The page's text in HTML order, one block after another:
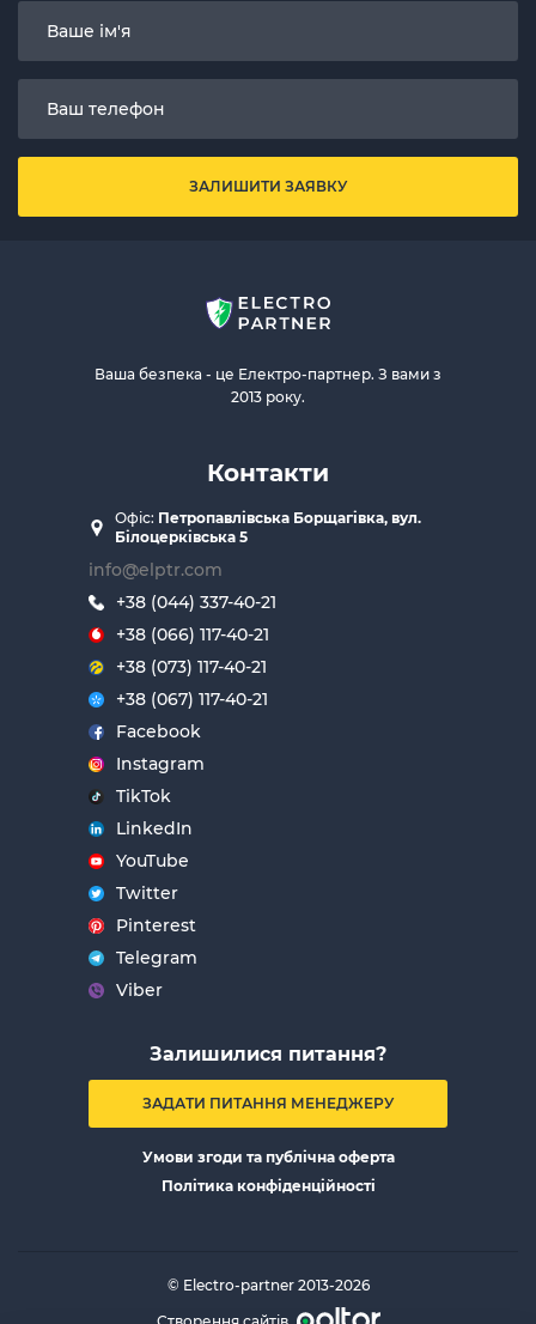
ЗАЛИШИТИ ЗАЯВКУ
Ваша безпека - це Електро-партнер. З вами з
2013 року.
Контакти
Офіс: Петропавлівська Борщагівка, вул.
Білоцерківська 5
info@elptr.com
+38 (044) 337-40-21
+38 (066) 117-40-21
+38 (073) 117-40-21
+38 (067) 117-40-21
Facebook
Instagram
TikTok
LinkedIn
YouTube
Twitter
Pinterest
Telegram
Viber
Залишилися питання?
ЗАДАТИ ПИТАННЯ МЕНЕДЖЕРУ
Умови згоди та публічна оферта
Політика конфіденційності
© Electro-partner 2013-2026